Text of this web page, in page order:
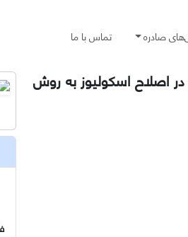
صادره تماس با ما
اصلاح اسکولیوز به روش